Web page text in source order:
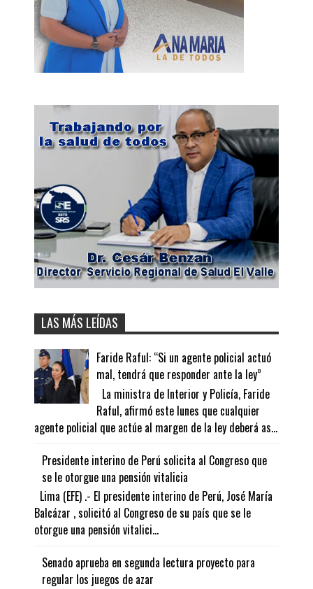
LAS MÁS LEÍDAS
Faride Raful: “Si un agente policial actuó
mal, tendrá que responder ante la ley”
La ministra de Interior y Policía, Faride
Raful, afirmó este lunes que cualquier
agente policial que actúe al margen de la ley deberá as...
Presidente interino de Perú solicita al Congreso que
se le otorgue una pensión vitalicia
Lima (EFE) .- El presidente interino de Perú, José María
Balcázar , solicitó al Congreso de su país que se le
otorgue una pensión vitalici...
Senado aprueba en segunda lectura proyecto para
regular los juegos de azar